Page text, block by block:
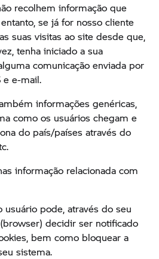
recolhem informação que
se já for nosso cliente
suas visitas ao site desde que,
tenha iniciado a sua
comunicação enviada por
e e-mail.
informações genéricas,
como os usuários chegam e
do país/países através do
informação relacionada com
pode, através do seu
decidir ser notificado
bem como bloquear a
sistema.